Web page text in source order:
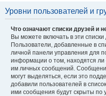
Уровни пользователей и
Что означают списки друзей и
Вы можете включать в эти
Пользователи, добавленные в
личной панели управления для
информации о том, находятся ли
им личных сообщений.
могут выделяться, если это
добавили пользователей в
ими сообщения будут скрыты по